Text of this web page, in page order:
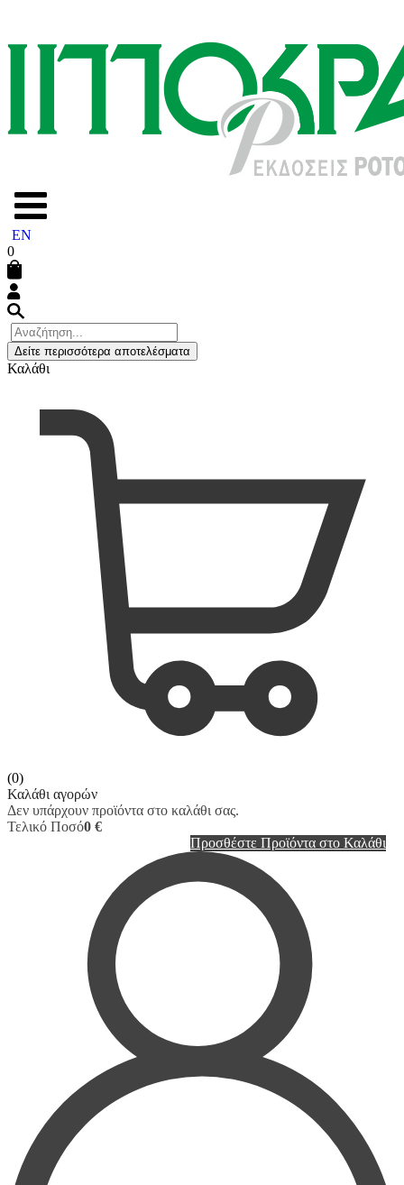
EN
0
Δείτε περισσότερα αποτελέσματα
Καλάθι
(0)
Καλάθι αγορών
Δεν υπάρχουν προϊόντα στο καλάθι σας.
Τελικό Ποσό0 €
Προσθέστε Προϊόντα στο Καλάθι